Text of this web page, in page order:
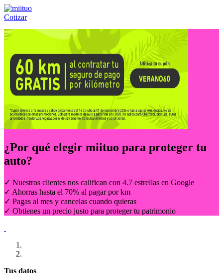
Cotizar
Llámanos al:(55) 84-21-05-00 ó
¿Por qué elegir miituo para proteger tu
auto?
✓ Nuestros clientes nos califican con 4.7 estrellas en Google
✓ Ahorras hasta el 70% al pagar por km
✓ Pagas al mes y cancelas cuando quieras
✓ Obtienes un precio justo para proteger tu patrimonio
Tus datos